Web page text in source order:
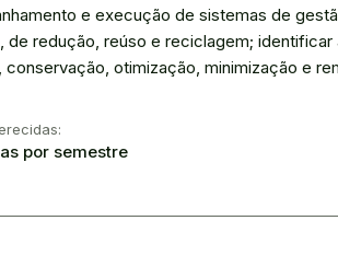
e execução de sistemas de
redução, reúso e reciclagem; identificar
otimização, minimização e
por semestre